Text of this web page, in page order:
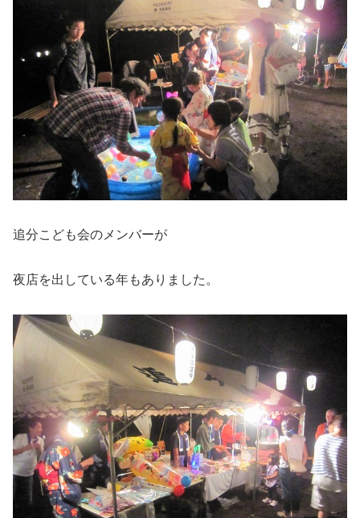
追分こども会のメンバーが
夜店を出している年もありました。